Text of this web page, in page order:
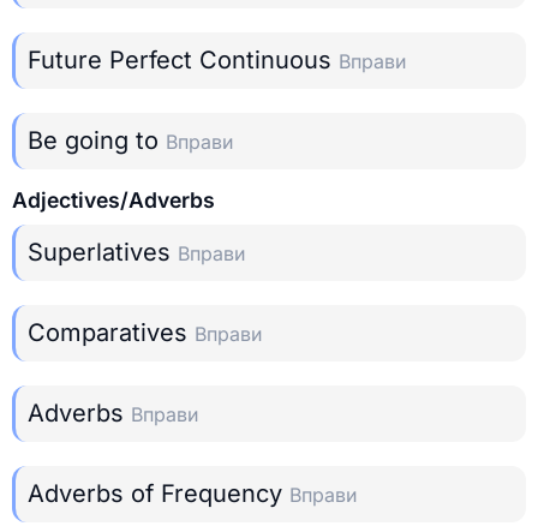
Future Perfect Continuous Вправи
Be going to Вправи
Adjectives/Adverbs
Superlatives Вправи
Comparatives Вправи
Adverbs Вправи
Adverbs of Frequency Вправи